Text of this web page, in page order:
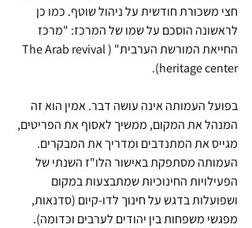
חצי משכורת חודשית על ניהול שוטף. כמו כן
לראשונה הוסכם על שמו של המרכז: "מרכז
החייאת המורשת הערבית" (The Arab revival
heritage center).
בפועל העמותה אינה עושה דבר. אמין הוא זה
המנהל את המקום, ממשיך לאסוף את הפריטים,
מגייס את המתנדבים ומדריך את המבקרים.
העמותה מסתפקת באישור הלו"ז השנתי של
הפעילויות החינוכיות שמתבצעות במקום
ושפועלות בדגש על חינוך לדו-קיום (סדנאות,
מפגשי משפחות בין יהודים לערבים וכדומה).